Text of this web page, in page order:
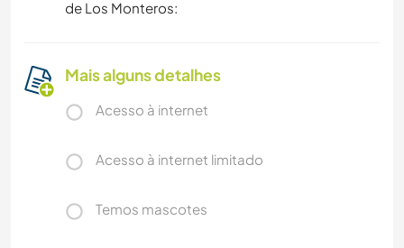
de Los Monteros:
Mais alguns detalhes
Acesso à internet
Acesso à internet limitado
Temos mascotes